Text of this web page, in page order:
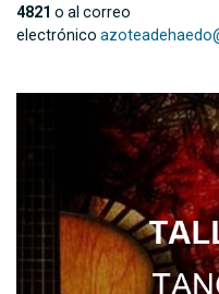
4821 o al correo
electrónico